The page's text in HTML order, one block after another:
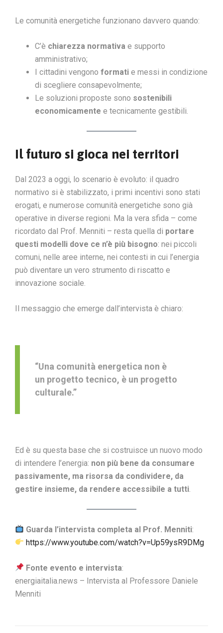
Le comunità energetiche funzionano davvero quando:
C’è chiarezza normativa e supporto
amministrativo;
I cittadini vengono formati e messi in condizione
di scegliere consapevolmente;
Le soluzioni proposte sono sostenibili
economicamente e tecnicamente gestibili.
Il futuro si gioca nei territori
Dal 2023 a oggi, lo scenario è evoluto: il quadro
normativo si è stabilizzato, i primi incentivi sono stati
erogati, e numerose comunità energetiche sono già
operative in diverse regioni. Ma la vera sfida – come
ricordato dal Prof. Menniti – resta quella di portare
questi modelli dove ce n’è più bisogno: nei piccoli
comuni, nelle aree interne, nei contesti in cui l’energia
può diventare un vero strumento di riscatto e
innovazione sociale.
Il messaggio che emerge dall’intervista è chiaro:
“Una comunità energetica non è
un progetto tecnico, è un progetto
culturale.”
Ed è su questa base che si costruisce un nuovo modo
di intendere l’energia: non più bene da consumare
passivamente, ma risorsa da condividere, da
gestire insieme, da rendere accessibile a tutti.
Guarda l’intervista completa al Prof. Menniti:
https://www.youtube.com/watch?v=Up59ysR9DMg
Fonte evento e intervista:
energiaitalia.news – Intervista al Professore Daniele
Menniti